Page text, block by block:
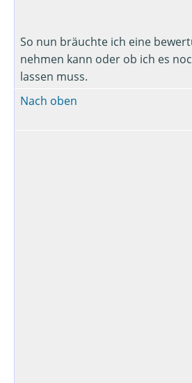
So nun bräuchte ich eine
nehmen kann oder ob ich es
lassen muss.
Nach oben